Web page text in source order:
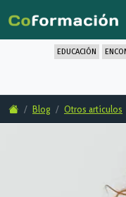
EDUCACIÓN
Blog Otros artículos